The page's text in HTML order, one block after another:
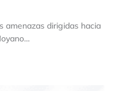
amenazas dirigidas hacia